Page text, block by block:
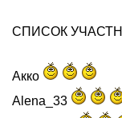
СПИСОК
Акко
Alena_33